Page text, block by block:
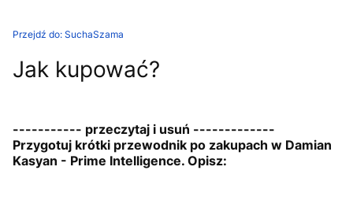
Przejdź do: SuchaSzama
Jak kupować?
----------- przeczytaj i usuń -------------
Przygotuj krótki przewodnik po zakupach w Damian
Kasyan - Prime Intelligence. Opisz: